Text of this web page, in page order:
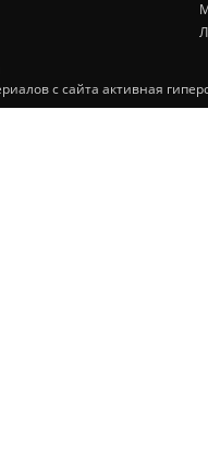
с сайта активная